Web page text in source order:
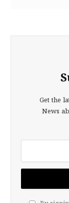
Get the
News